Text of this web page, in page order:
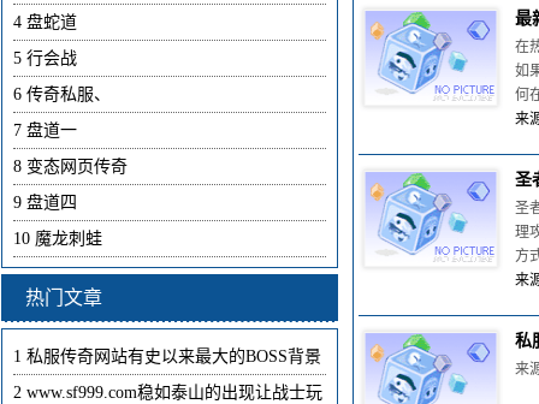
最
在
如
何
来
圣
圣
理
方
来
私
来
4 盘蛇道
5 行会战
6 传奇私服、
7 盘道一
8 变态网页传奇
9 盘道四
10 魔龙刺蛙
热门文章
1 私服传奇网站有史以来最大的BOSS背景
2 www.sf999.com稳如泰山的出现让战士玩